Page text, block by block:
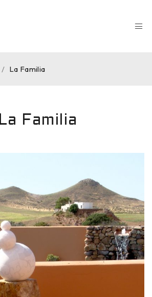
/ La Familia
La Familia